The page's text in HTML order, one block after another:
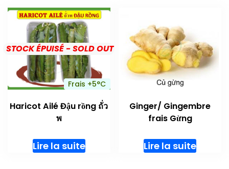
STOCK ÉPUISÉ - SOLD OUT
Frais +5°C
Haricot Ailé Đậu rồng ถั่ว
พ
Lire la suite
Ginger/ Gingembre
frais Gừng
Lire la suite